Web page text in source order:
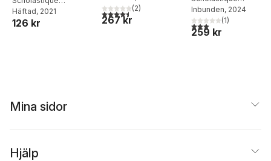
Mukasonga
Häftad, 2021
126 kr
4,5utav 5 stjärnor. Totalt antal röster:
(2)
267 kr
Mukasonga
Inbunden, 2024
3,0utav 5 stjärnor.
(1)
259 kr
Mina sidor
Hjälp